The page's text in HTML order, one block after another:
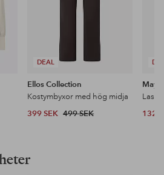
DEAL
Ellos Collection
Kostymbyxor med hög midja
399 SEK 499 SEK 132